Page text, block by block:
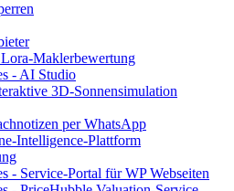
Maklerbewertung
- AI Studio
3D-Sonnensimulation
per WhatsApp
Intelligence-Plattform
- Service-Portal für WP Webseiten